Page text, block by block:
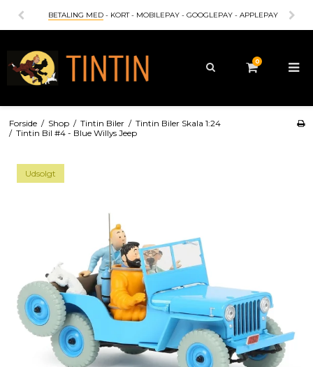
BETALING MED- KORT - MOBILEPAY - GOOGLEPAY - APPLEPAY
0
Forside / Shop / Tintin Biler / Tintin Biler Skala 1:24
/ Tintin Bil #4 - Blue Willys Jeep
Udsolgt